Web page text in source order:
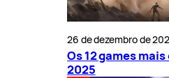
26 de dezembro de
Os 12 games
2025